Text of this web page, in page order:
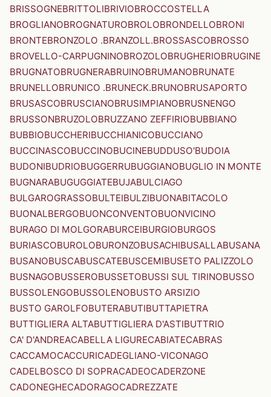
BRISSOGNEBRITTOLIBRIVIOBROCCOSTELLA
BROGLIANOBROGNATUROBROLOBRONDELLOBRONI
BRONTEBRONZOLO .BRANZOLL.BROSSASCOBROSSO
BROVELLO-CARPUGNINOBROZOLOBRUGHERIOBRUGINE
BRUGNATOBRUGNERABRUINOBRUMANOBRUNATE
BRUNELLOBRUNICO .BRUNECK.BRUNOBRUSAPORTO
BRUSASCOBRUSCIANOBRUSIMPIANOBRUSNENGO
BRUSSONBRUZOLOBRUZZANO ZEFFIRIOBUBBIANO
BUBBIOBUCCHERIBUCCHIANICOBUCCIANO
BUCCINASCOBUCCINOBUCINEBUDDUSO'BUDOIA
BUDONIBUDRIOBUGGERRUBUGGIANOBUGLIO IN MONTE
BUGNARABUGUGGIATEBUJABULCIAGO
BULGAROGRASSOBULTEIBULZIBUONABITACOLO
BUONALBERGOBUONCONVENTOBUONVICINO
BURAGO DI MOLGORABURCEIBURGIOBURGOS
BURIASCOBUROLOBURONZOBUSACHIBUSALLABUSANA
BUSANOBUSCABUSCATEBUSCEMIBUSETO PALIZZOLO
BUSNAGOBUSSEROBUSSETOBUSSI SUL TIRINOBUSSO
BUSSOLENGOBUSSOLENOBUSTO ARSIZIO
BUSTO GAROLFOBUTERABUTIBUTTAPIETRA
BUTTIGLIERA ALTABUTTIGLIERA D'ASTIBUTTRIO
CA' D'ANDREACABELLA LIGURECABIATECABRAS
CACCAMOCACCURICADEGLIANO-VICONAGO
CADELBOSCO DI SOPRACADEOCADERZONE
CADONEGHECADORAGOCADREZZATE